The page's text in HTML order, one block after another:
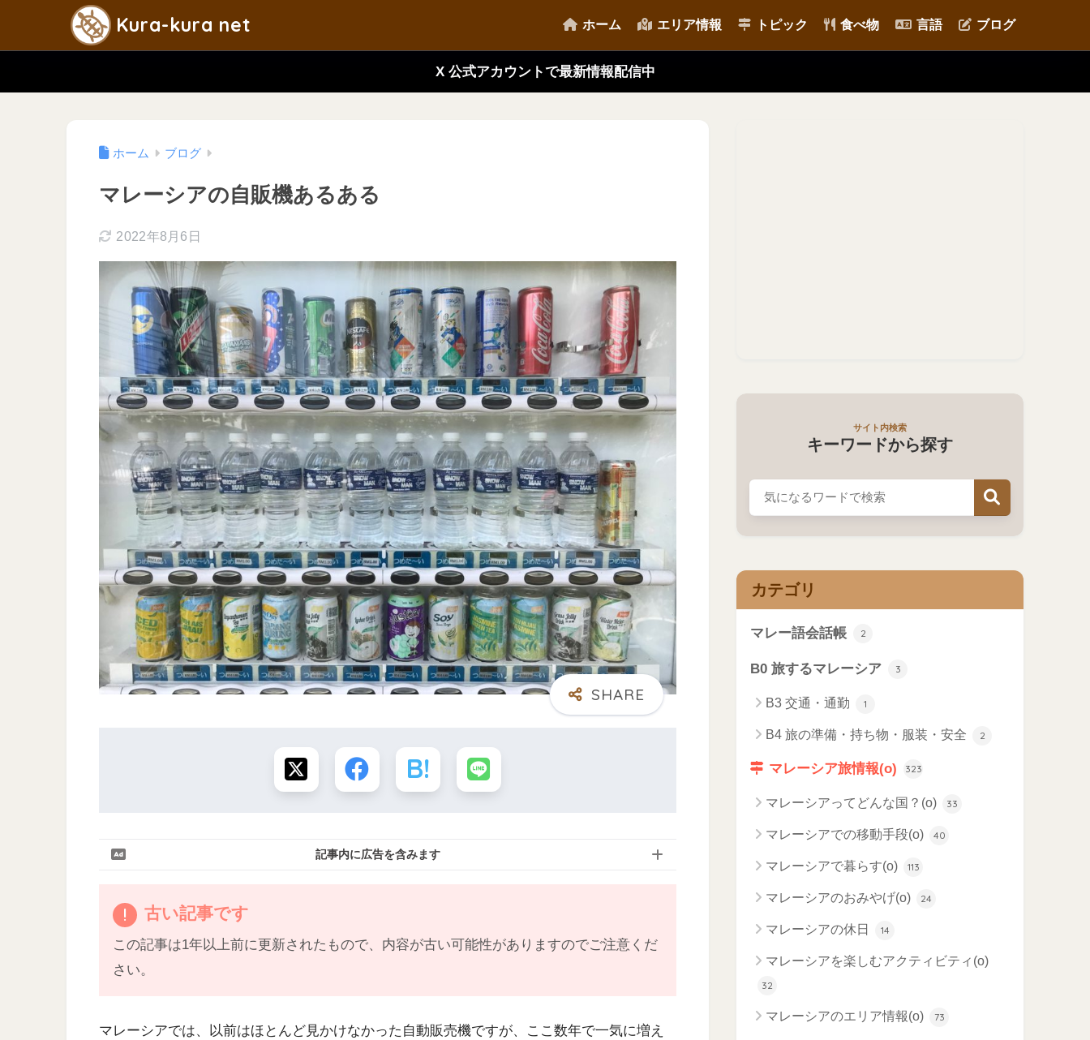
Kura-kura net ホーム エリア情報 トピック 食べ物 言語 ブログ
X 公式アカウントで最新情報配信中
ホーム ブログ
マレーシアの自販機あるある
2022年8月6日
記事内に広告を含みます
古い記事です
この記事は1年以上前に更新されたもので、内容が古い可能性がありますのでご注意くだ
さい。
マレーシアでは、以前はほとんど見かけなかった自動販売機ですが、ここ数年で一気に増え
サイト内検索
キーワードから探す
カテゴリ
マレー語会話帳 2
B0 旅するマレーシア 3
B3 交通・通勤 1
B4 旅の準備・持ち物・服装・安全 2
マレーシア旅情報(o) 323
マレーシアってどんな国？(o) 33
マレーシアでの移動手段(o) 40
マレーシアで暮らす(o) 113
マレーシアのおみやげ(o) 24
マレーシアの休日 14
マレーシアを楽しむアクティビティ(o)
32
マレーシアのエリア情報(o) 73